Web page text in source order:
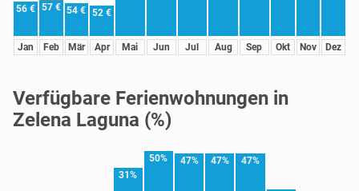
56 €
Jan
57 €
Feb
54 €
Mär
52 €
Apr Mai Jun Jul Aug Sep Okt Nov Dez
Verfügbare Ferienwohnungen in
Zelena Laguna (%)
31%
50% 47% 47% 47%